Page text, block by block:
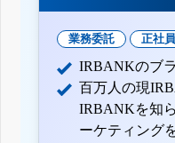
業務委託 正社員
IRBANKのブ
百万人の現
IRBANKを知
ーケティング